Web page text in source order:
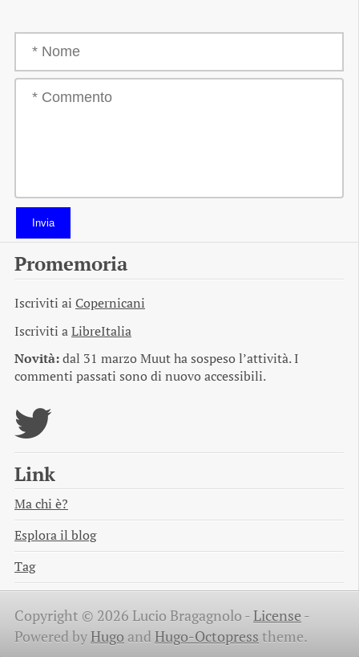
Invia
Promemoria
Iscriviti ai Copernicani
Iscriviti aLibreItalia
Novità:dal 31 marzo Muut ha sospeso l’attività. I
commenti passati sono di nuovo accessibili.
Link
Ma chi è?
Esplora il blog
Tag
Copyright © 2026 Lucio Bragagnolo -License -
Powered byHugo and Hugo-Octopress theme.